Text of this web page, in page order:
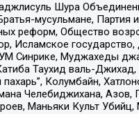
Шура
мусульмане,
реформ, Общество
Исламское
Синрике, Муджахеды
Таухид валь-
Колумбайн,
Челебиджихана, Азов,
Маньяки Культ